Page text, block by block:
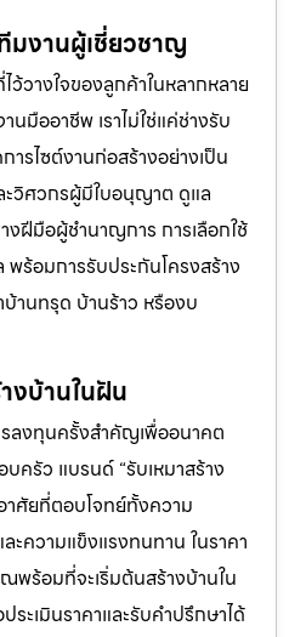
งานผู้เชี่ยวชาญ
ว้วางใจของลูกค้าในหลากหลาย
มืออาชีพ เราไม่ใช่แค่ช่างรับ
ารไซต์งานก่อสร้างอย่างเป็น
วิศวกรผู้มีใบอนุญาต ดูแล
ฝีมือผู้ชำนาญการ การเลือกใช้
ร้อมการรับประกันโครงสร้าง
านทรุด บ้านร้าว หรืองบ
งบ้านในฝัน
ลงทุนครั้งสำคัญเพื่ออนาคต
ครัว แบรนด์ “รับเหมาสร้าง
ศัยที่ตอบโจทย์ทั้งความ
ะความแข็งแรงทนทาน ในราคา
พร้อมที่จะเริ่มต้นสร้างบ้านใน
ระเมินราคาและรับคำปรึกษาได้